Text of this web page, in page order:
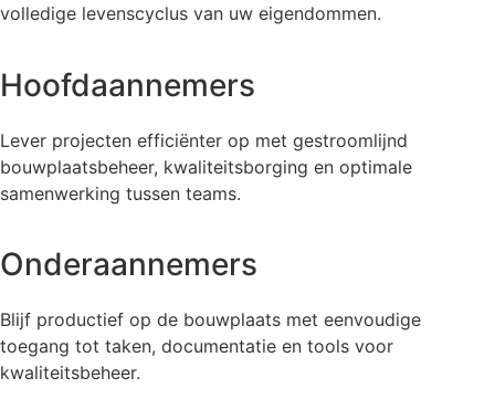
volledige levenscyclus van uw eigendommen.
Hoofdaannemers
Lever projecten efficiënter op met gestroomlijnd
bouwplaatsbeheer, kwaliteitsborging en optimale
samenwerking tussen teams.
Onderaannemers
Blijf productief op de bouwplaats met eenvoudige
toegang tot taken, documentatie en tools voor
kwaliteitsbeheer.